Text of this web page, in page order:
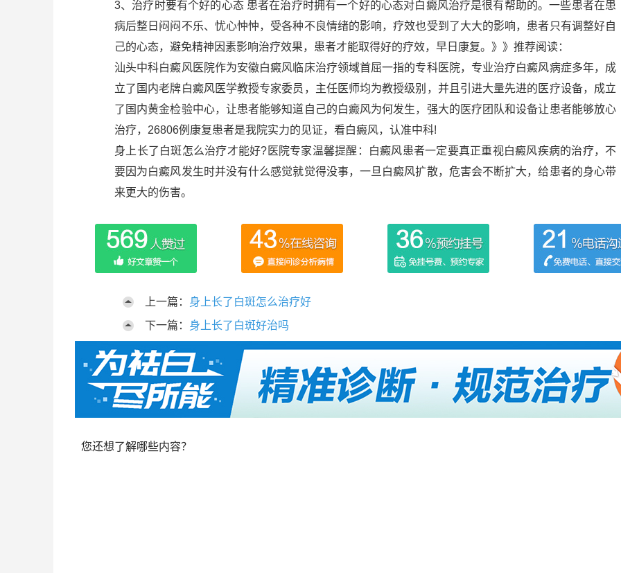
3、治疗时要有个好的心态 患者在治疗时拥有一个好的心态对白癜风治疗是很有帮助的。一些患者在患
病后整日闷闷不乐、忧心忡忡，受各种不良情绪的影响，疗效也受到了大大的影响，患者只有调整好自
己的心态，避免精神因素影响治疗效果，患者才能取得好的疗效，早日康复。》》推荐阅读：
汕头中科白癜风医院作为安徽白癜风临床治疗领域首屈一指的专科医院，专业治疗白癜风病症多年，成
立了国内老牌白癜风医学教授专家委员，主任医师均为教授级别，并且引进大量先进的医疗设备，成立
了国内黄金检验中心，让患者能够知道自己的白癜风为何发生，强大的医疗团队和设备让患者能够放心
治疗，26806例康复患者是我院实力的见证，看白癜风，认准中科!
身上长了白斑怎么治疗才能好?医院专家温馨提醒：白癜风患者一定要真正重视白癜风疾病的治疗，不
要因为白癜风发生时并没有什么感觉就觉得没事，一旦白癜风扩散，危害会不断扩大，给患者的身心带
来更大的伤害。
上一篇： 身上长了白斑怎么治疗好
下一篇： 身上长了白斑好治吗
您还想了解哪些内容？